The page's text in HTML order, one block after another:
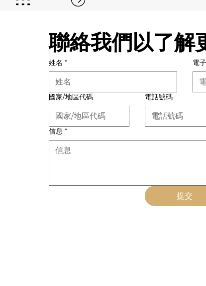
聯絡我們以了解
姓名 * 電
國家/地區代碼 電話號碼
信息 *
提交